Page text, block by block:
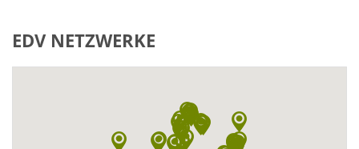
EDV NETZWERKE